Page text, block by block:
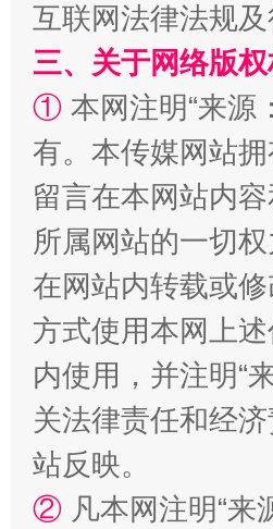
全民健身五年计划来了！等
阿坝州三大球赛在茂县开
互联网法律法规
三、关于网络版权
① 本网注明“来源
有。本传媒网站
留言在本网站内
所属网站的一切
在网站内转载或
方式使用本网上
内使用，并注明“
关法律责任和经
站反映。
② 凡本网注明“